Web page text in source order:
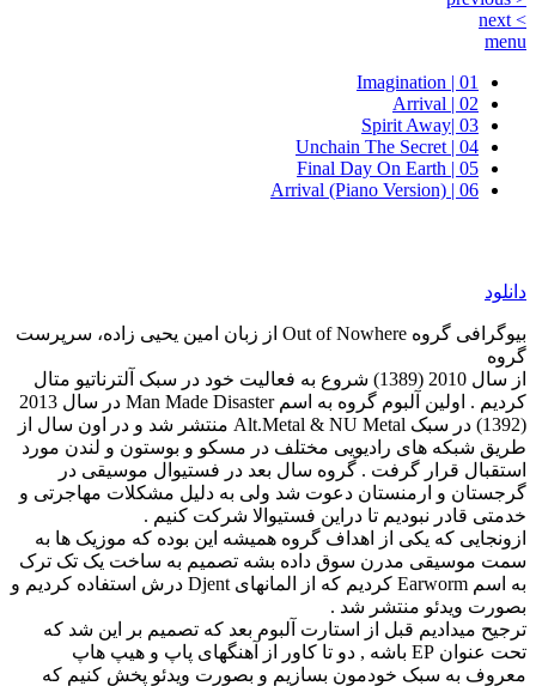
> next
menu
01 | Imagination
02 | Arrival
03 |Spirit Away
04 | Unchain The Secret
05 | Final Day On Earth
06 | Arrival (Piano Version)
دانلود
بیوگرافی گروه Out of Nowhere از زبان امین یحیی زاده، سرپرست
گروه
از سال 2010 (1389) شروع به فعالیت خود در سبک آلترناتیو متال
کردیم . اولین آلبوم گروه به اسم Man Made Disaster در سال 2013
(1392) در سبک Alt.Metal & NU Metal منتشر شد و در اون سال از
طریق شبکه های رادیویی مختلف در مسکو و بوستون و لندن مورد
استقبال قرار گرفت . گروه سال بعد در فستیوال موسیقی در
گرجستان و ارمنستان دعوت شد ولی به دلیل مشکلات مهاجرتی و
خدمتی قادر نبودیم تا دراین فستیوالا شرکت کنیم .
ازونجایی که یکی از اهداف گروه همیشه این بوده که موزیک ها به
سمت موسیقی مدرن سوق داده بشه تصمیم به ساخت یک تک ترک
به اسم Earworm کردیم که از المانهای Djent درش استفاده کردیم و
بصورت ویدئو منتشر شد .
ترجیح میدادیم قبل از استارت آلبوم بعد که تصمیم بر این شد که
تحت عنوان EP باشه , دو تا کاور از آهنگهای پاپ و هیپ هاپ
معروف به سبک خودمون بسازیم و بصورت ویدئو پخش کنیم که